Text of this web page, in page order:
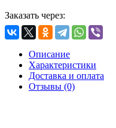
Заказать через:
Описание
Характеристики
Доставка и оплата
Отзывы (0)